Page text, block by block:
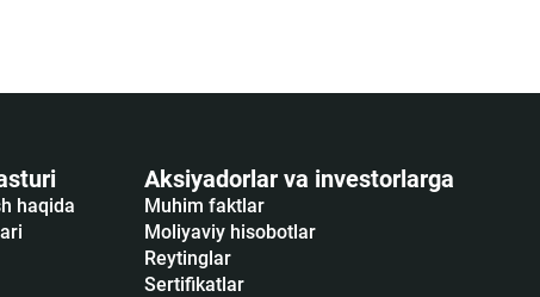
haqida
Aksiyadorlar va investorlarga
Muhim faktlar
Moliyaviy hisobotlar
Reytinglar
Sertifikatlar